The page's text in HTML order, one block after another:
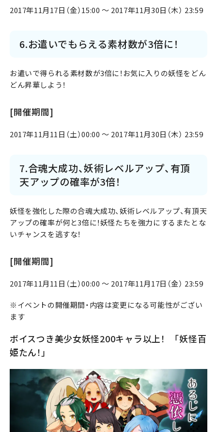
2017年11月17日（金）15:00 ～ 2017年11月30日（木） 23:59
6.お遣いでもらえる素材数が3倍に！
お遣いで得られる素材数が3倍に！お気に入りの妖怪をどん
どん昇華しよう！
[開催期間]
2017年11月11日（土）00:00 ～ 2017年11月30日（木） 23:59
7.合魂大成功、妖術レベルアップ、有頂
天アップの確率が3倍！
妖怪を強化した際の合魂大成功、妖術レベルアップ、有頂天
アップの確率が何と3倍に！妖怪たちを強力にするまたとな
いチャンスを逃すな！
[開催期間]
2017年11月11日（土）00:00 ～ 2017年11月17日（金） 23:59
※イベントの開催期間・内容は変更になる可能性がござい
ます
ボイスつき美少女妖怪200キャラ以上！ 「妖怪百
姫たん！」